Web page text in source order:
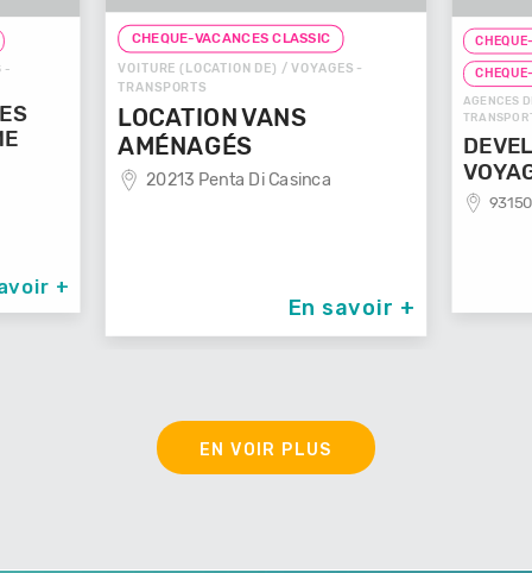
VACANCES CLASSIC
(LOCATION DE) / VOYAGES -
VANS
20213 Penta Di Casinca
CHEQUE-VACANCES CLASSIC
CHEQUE-VACANCES CONNECT
AGENCES DE VOYAGES / VOYAGES
TRANSPORTS
DEVELOP'MENT'
VOYAGES
93150 Le Blanc Mesnil
EN VOIR PLUS